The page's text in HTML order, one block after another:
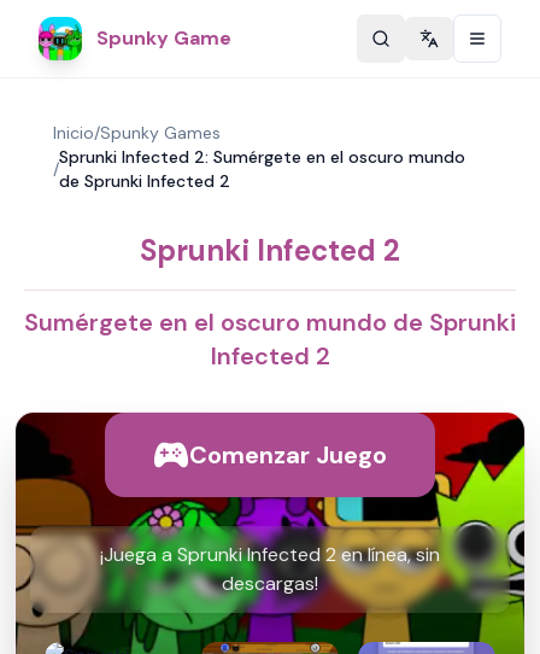
Spunky Game Change
Inicio/Spunky Games
/
Sprunki Infected 2: Sumérgete en el oscuro mundo
de Sprunki Infected 2
Sprunki Infected 2
Sumérgete en el oscuro mundo de Sprunki
Infected 2
Comenzar Juego
¡Juega a Sprunki Infected 2 en línea, sin
descargas!